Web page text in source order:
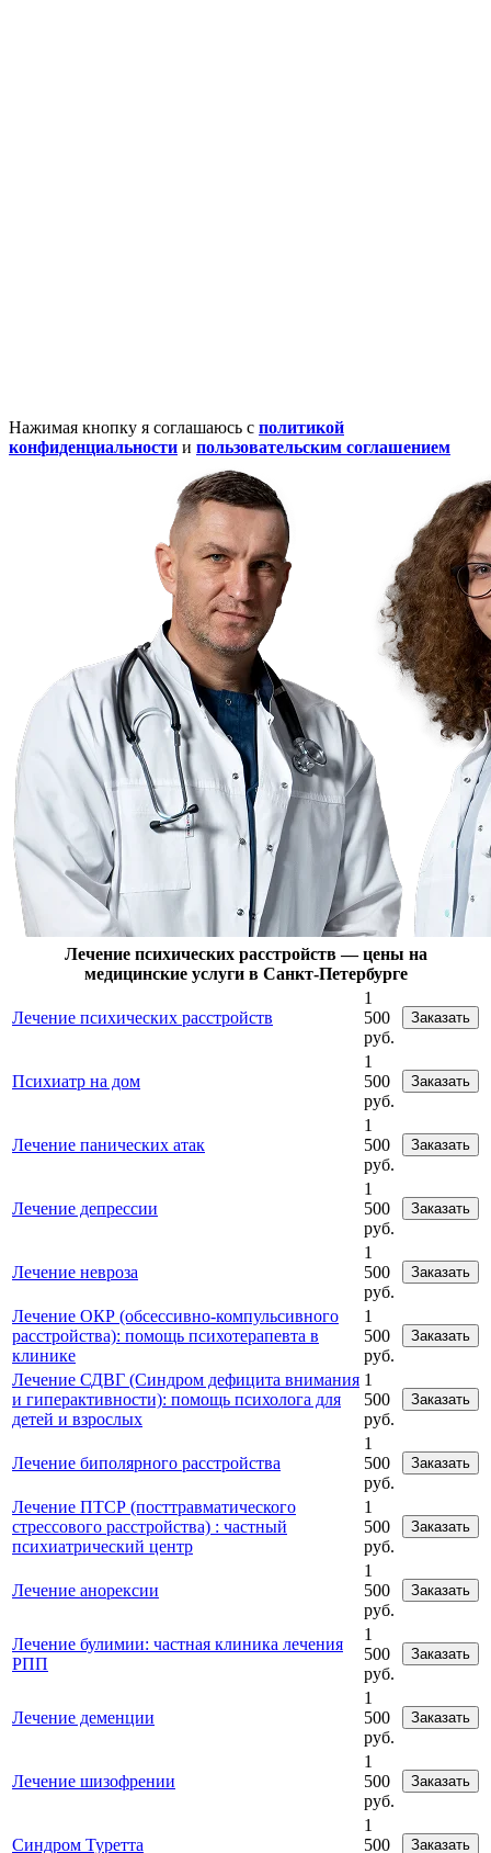
Нажимая кнопку я соглашаюсь с политикой
конфиденциальности и пользовательским соглашением
Лечение психических расстройств — цены на
медицинские услуги в Санкт-Петербурге
Лечение психических расстройств
1
500
руб.
Заказать
Психиатр на дом
1
500
руб.
Заказать
Лечение панических атак
1
500
руб.
Заказать
Лечение депрессии
1
500
руб.
Заказать
Лечение невроза
1
500
руб.
Заказать
Лечение ОКР (обсессивно-компульсивного
расстройства): помощь психотерапевта в
клинике
1
500
руб.
Заказать
Лечение СДВГ (Синдром дефицита внимания
и гиперактивности): помощь психолога для
детей и взрослых
1
500
руб.
Заказать
Лечение биполярного расстройства
1
500
руб.
Заказать
Лечение ПТСР (посттравматического
стрессового расстройства) : частный
психиатрический центр
1
500
руб.
Заказать
Лечение анорексии
1
500
руб.
Заказать
Лечение булимии: частная клиника лечения
РПП
1
500
руб.
Заказать
Лечение деменции
1
500
руб.
Заказать
Лечение шизофрении
1
500
руб.
Заказать
Синдром Туретта
1
500
Заказать